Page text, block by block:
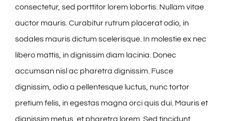
consectetur, sed porttitor lorem lobortis. Nullam vitae
auctor mauris. Curabitur rutrum placerat odio, in
sodales mauris dictum scelerisque. In molestie ex nec
libero mattis, in dignissim diam lacinia. Donec
accumsan nisl ac pharetra dignissim. Fusce
dignissim, odio a pellentesque luctus, nunc tortor
pretium felis, in egestas magna orci quis dui. Mauris et
dignissim metus, et pharetra lorem. Sed tincidunt